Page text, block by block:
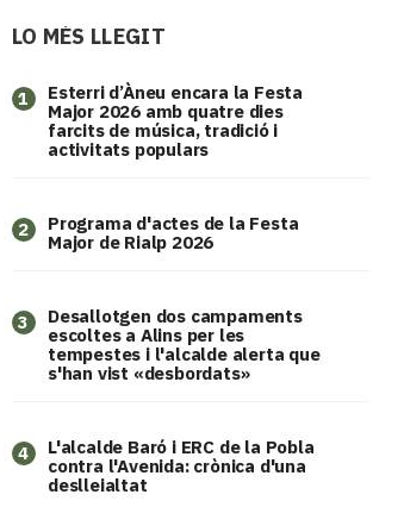
LO MÉS LLEGIT
1
Esterri d’Àneu encara la Festa
Major 2026 amb quatre dies
farcits de música, tradició i
activitats populars
2
Programa d'actes de la Festa
Major de Rialp 2026
3
​Desallotgen dos campaments
escoltes a Alins per les
tempestes i l'alcalde alerta que
s'han vist «desbordats»
4
L'alcalde Baró i ERC de la Pobla
contra l'Avenida: crònica d'una
deslleialtat